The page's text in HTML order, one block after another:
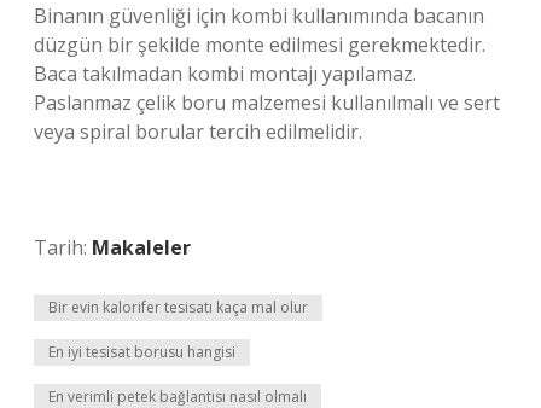
Binanın güvenliği için kombi kullanımında bacanın
düzgün bir şekilde monte edilmesi gerekmektedir.
Baca takılmadan kombi montajı yapılamaz.
Paslanmaz çelik boru malzemesi kullanılmalı ve sert
veya spiral borular tercih edilmelidir.
Tarih: Makaleler
Bir evin kalorifer tesisatı kaça mal olur
En iyi tesisat borusu hangisi
En verimli petek bağlantısı nasıl olmalı